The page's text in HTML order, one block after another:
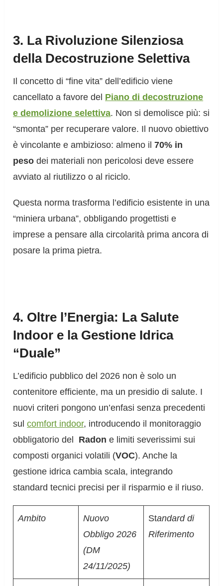
3. La Rivoluzione Silenziosa
della Decostruzione Selettiva
Il concetto di “fine vita” dell’edificio viene
cancellato a favore del Piano di decostruzione
e demolizione selettiva. Non si demolisce più: si
“smonta” per recuperare valore. Il nuovo obiettivo
è vincolante e ambizioso: almeno il70% in
peso dei materiali non pericolosi deve essere
avviato al riutilizzo o al riciclo.
Questa norma trasforma l’edificio esistente in una
“miniera urbana”, obbligando progettisti e
imprese a pensare alla circolarità prima ancora di
posare la prima pietra.
4. Oltre l’Energia: La Salute
Indoor e la Gestione Idrica
“Duale”
L’edificio pubblico del 2026 non è solo un
contenitore efficiente, ma un presidio di salute. I
nuovi criteri pongono un’enfasi senza precedenti
sulcomfort indoor, introducendo il monitoraggio
obbligatorio del Radon e limiti severissimi sui
composti organici volatili (VOC). Anche la
gestione idrica cambia scala, integrando
standard tecnici precisi per il risparmio e il riuso.
Ambito
Nuovo
Obbligo 2026
(DM
24/11/2025)
Standard di
Riferimento